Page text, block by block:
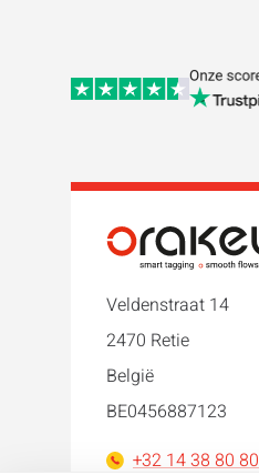
Veldenstraat 14
2470 Retie
België
BE0456887123
+32 14 38 80 80